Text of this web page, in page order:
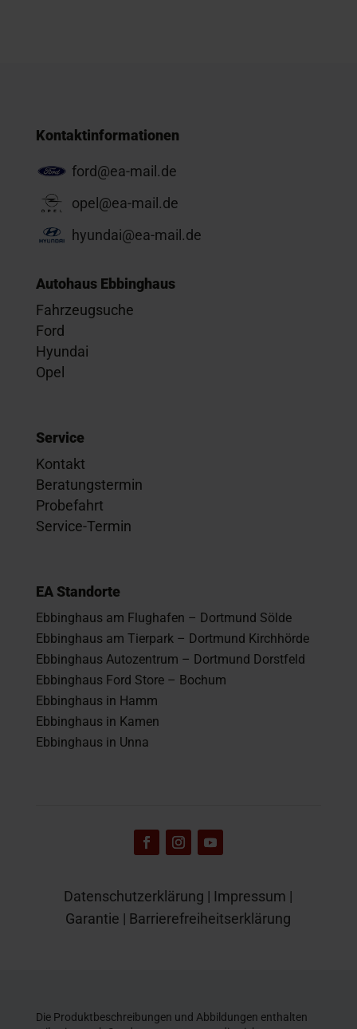
Kontaktinformationen
ford@ea-mail.de
opel@ea-mail.de
hyundai@ea-mail.de
Autohaus Ebbinghaus
Fahrzeugsuche
Ford
Hyundai
Opel
Service
Kontakt
Beratungstermin
Probefahrt
Service-Termin
EA Standorte
Ebbinghaus am Flughafen – Dortmund Sölde
Ebbinghaus am Tierpark – Dortmund Kirchhörde
Ebbinghaus Autozentrum – Dortmund Dorstfeld
Ebbinghaus Ford Store – Bochum
Ebbinghaus in Hamm
Ebbinghaus in Kamen
Ebbinghaus in Unna
Datenschutzerklärung | Impressum |
Garantie | Barrierefreiheitserklärung
Die Produktbeschreibungen und Abbildungen enthalten